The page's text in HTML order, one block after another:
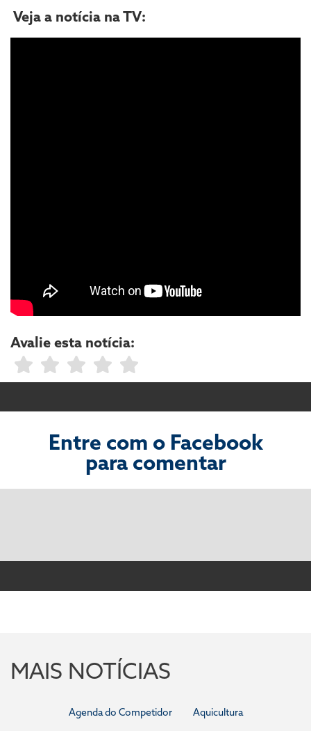
Veja a notícia na TV:
Avalie esta notícia:
Entre com o Facebook
para comentar
MAIS NOTÍCIAS
Agenda do Competidor Aquicultura